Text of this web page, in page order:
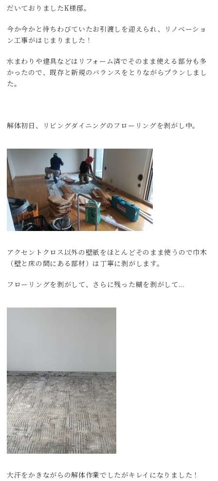
だいておりましたK様邸。
今か今かと待ちわびていたお引渡しを迎えられ、リノベーショ
ン工事がはじまりました！
水まわりや建具などはリフォーム済でそのまま使える部分も多
かったので、既存と新規のバランスをとりながらプランしまし
た。
解体初日、リビングダイニングのフローリングを剥がし中。
アクセントクロス以外の壁紙をほとんどそのまま使うので巾木
（壁と床の間にある部材）は丁寧に剥がします。
フローリングを剥がして、さらに残った糊を剥がして…
大汗をかきながらの解体作業でしたがキレイになりました！